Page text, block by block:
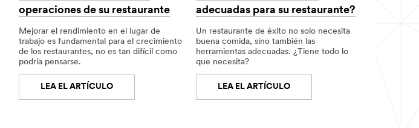
operaciones de su restaurante
Mejorar el rendimiento en el lugar de
trabajo es fundamental para el crecimiento
de los restaurantes, no es tan difícil como
podría pensarse.
LEA EL ARTÍCULO
adecuadas para su restaurante?
Un restaurante de éxito no solo necesita
buena comida, sino también las
herramientas adecuadas. ¿Tiene todo lo
que necesita?
LEA EL ARTÍCULO